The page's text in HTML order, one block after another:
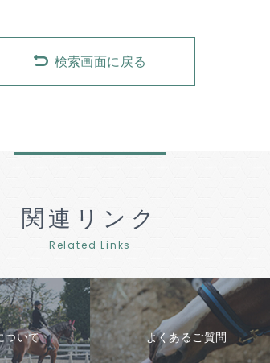
検索画面に戻る
関連リンク
Related Links
ついて よくあるご質問